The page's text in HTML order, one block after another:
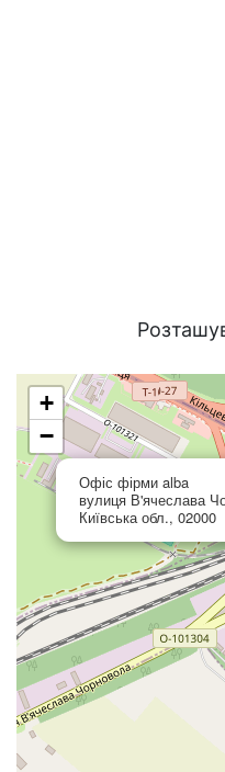
Офіс фірми alba
вулиця В'ячеслава
Київська обл., 02000
+
−